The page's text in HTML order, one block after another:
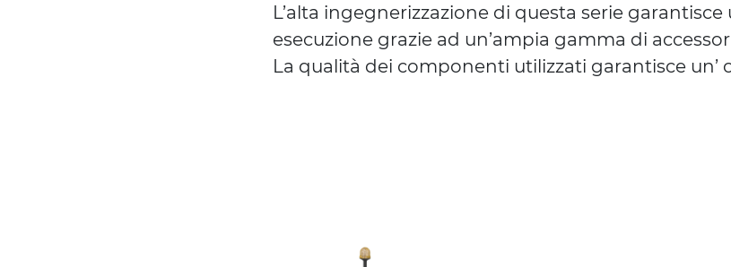
L’alta ingegnerizzazione di questa serie
esecuzione grazie ad un’ampia gamma di
La qualità dei componenti utilizzati garantisce